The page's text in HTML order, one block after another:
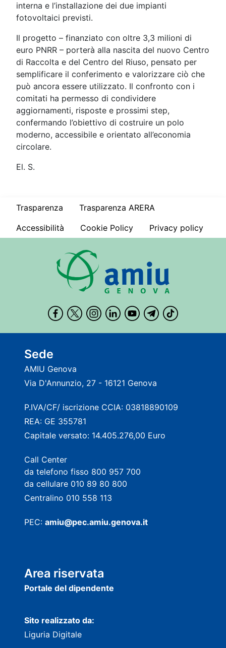
interna e l’installazione dei due impianti
fotovoltaici previsti.
Il progetto – finanziato con oltre 3,3 milioni di
euro PNRR – porterà alla nascita del nuovo Centro
di Raccolta e del Centro del Riuso, pensato per
semplificare il conferimento e valorizzare ciò che
può ancora essere utilizzato. Il confronto con i
comitati ha permesso di condividere
aggiornamenti, risposte e prossimi step,
confermando l’obiettivo di costruire un polo
moderno, accessibile e orientato all’economia
circolare.
El. S.
Trasparenza
Trasparenza ARERA
Accessibilità
Cookie Policy Privacy policy
Sede
AMIU Genova
Via D'Annunzio, 27 - 16121 Genova
P.IVA/CF/ iscrizione CCIA: 03818890109
REA: GE 355781
Capitale versato: 14.405.276,00 Euro
Call Center
da telefono fisso 800 957 700
da cellulare 010 89 80 800
Centralino 010 558 113
PEC: amiu@pec.amiu.genova.it
Area riservata
Portale del dipendente
Sito realizzato da:
Liguria Digitale